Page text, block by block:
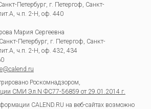
Петербург, г. Петергоф, Санкт-
ч.п. 2-Н, оф. 440
Мария Сергеевна
Санкт-Петербург, г. Петергоф, Санкт-
ч.п. 2-Н, оф. 432, 434
Роскомнадзором,
СМИ Эл.N ФС77-56859 от 29.01.2014 г.
CALEND.RU на веб-сайтах возможно